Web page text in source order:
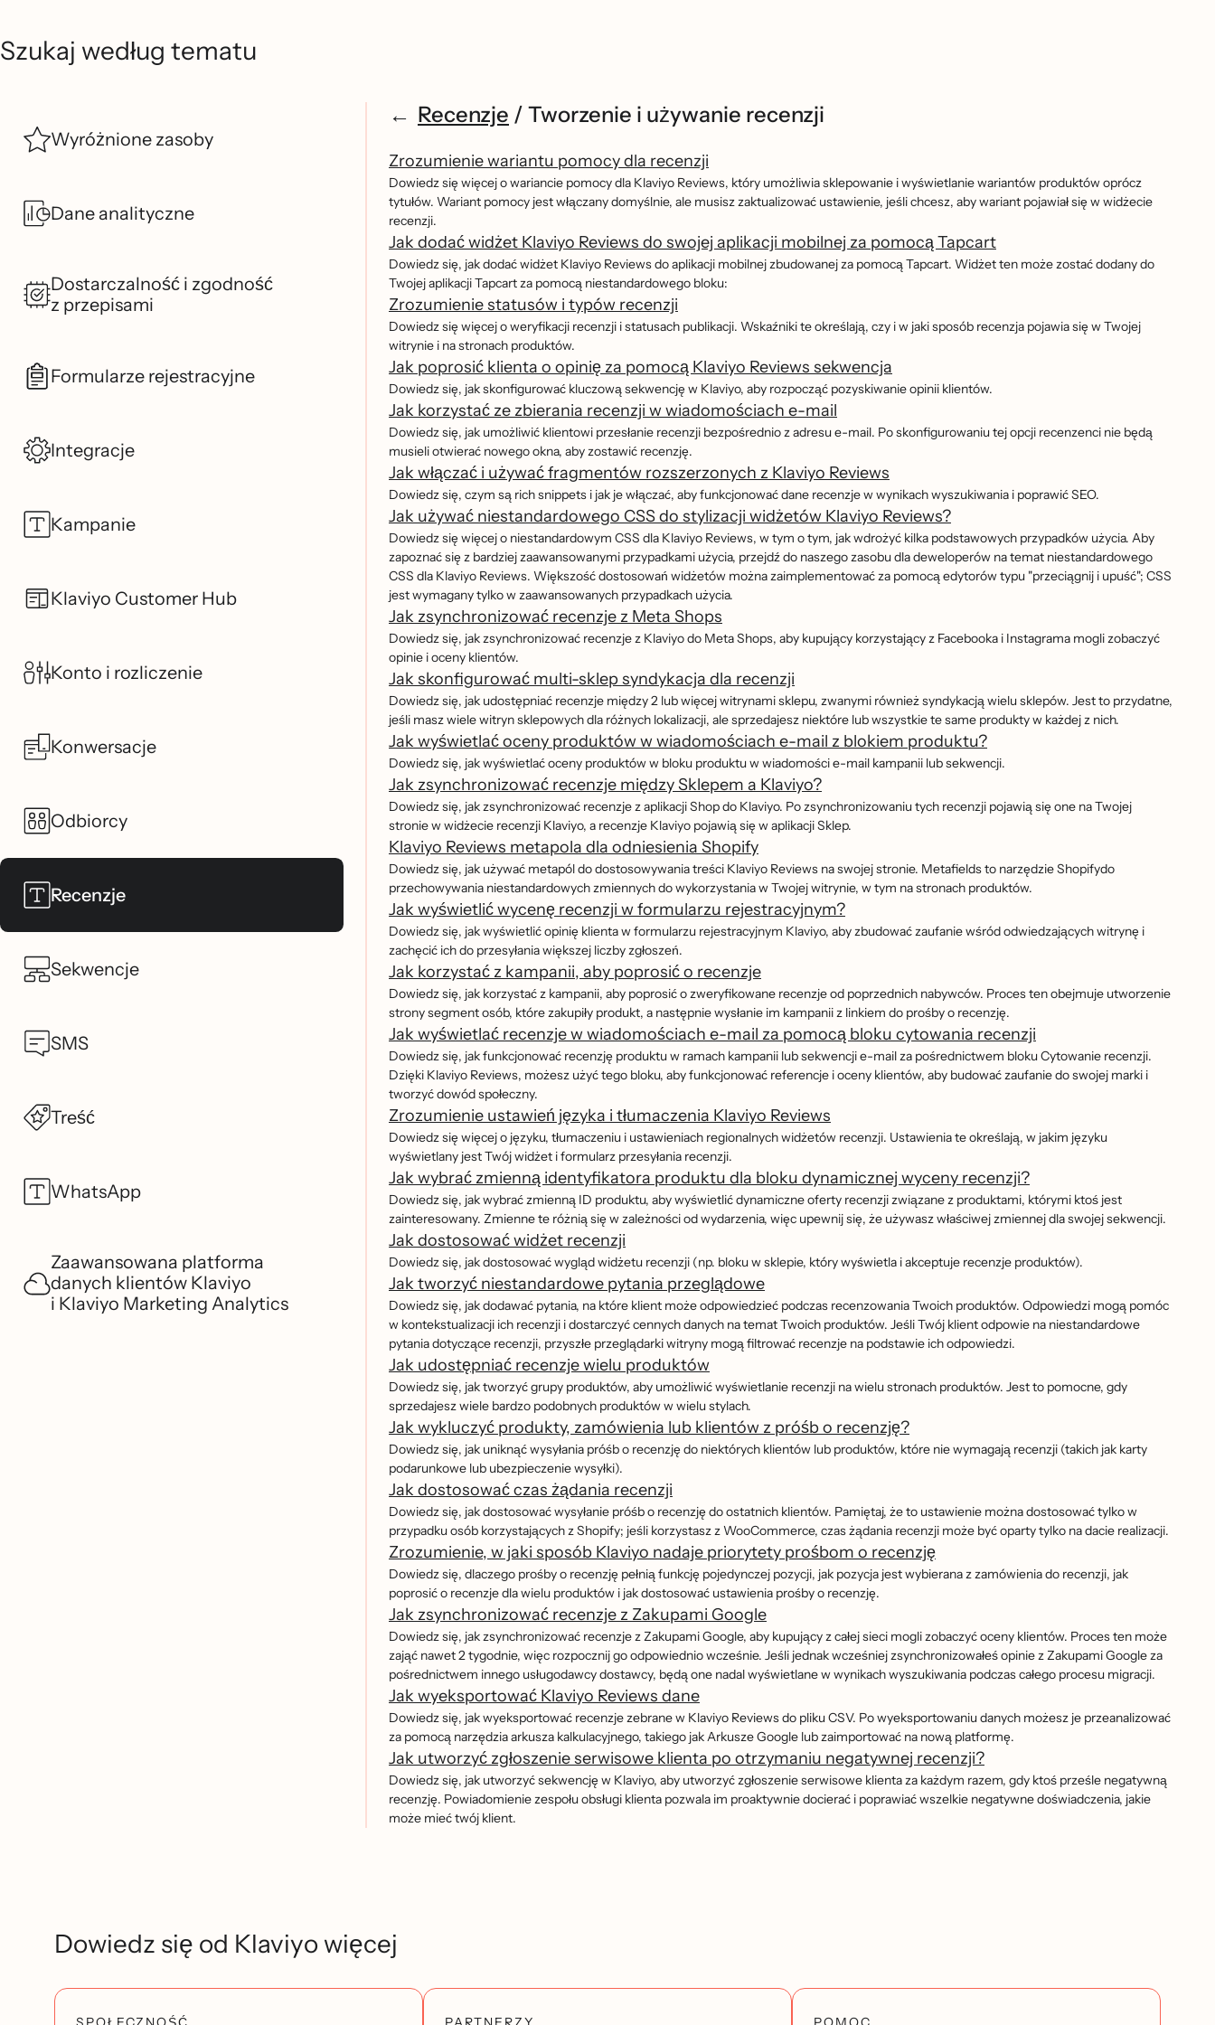
Szukaj według tematu
Wyróżnione zasoby
Dane analityczne
Dostarczalność i zgodność
z przepisami
Formularze rejestracyjne
Integracje
Kampanie
Klaviyo Customer Hub
Konto i rozliczenie
Konwersacje
Odbiorcy
Recenzje
Sekwencje
SMS
Treść
WhatsApp
Zaawansowana platforma
danych klientów Klaviyo
i Klaviyo Marketing Analytics
Recenzje / Tworzenie i używanie recenzji
Zrozumienie wariantu pomocy dla recenzji
Dowiedz się więcej o wariancie pomocy dla Klaviyo Reviews, który umożliwia sklepowanie i wyświetlanie wariantów produktów oprócz
tytułów. Wariant pomocy jest włączany domyślnie, ale musisz zaktualizować ustawienie, jeśli chcesz, aby wariant pojawiał się w widżecie
recenzji.
Jak dodać widżet Klaviyo Reviews do swojej aplikacji mobilnej za pomocą Tapcart
Dowiedz się, jak dodać widżet Klaviyo Reviews do aplikacji mobilnej zbudowanej za pomocą Tapcart. Widżet ten może zostać dodany do
Twojej aplikacji Tapcart za pomocą niestandardowego bloku:
Zrozumienie statusów i typów recenzji
Dowiedz się więcej o weryfikacji recenzji i statusach publikacji. Wskaźniki te określają, czy i w jaki sposób recenzja pojawia się w Twojej
witrynie i na stronach produktów.
Jak poprosić klienta o opinię za pomocą Klaviyo Reviews sekwencja
Dowiedz się, jak skonfigurować kluczową sekwencję w Klaviyo, aby rozpocząć pozyskiwanie opinii klientów.
Jak korzystać ze zbierania recenzji w wiadomościach e-mail
Dowiedz się, jak umożliwić klientowi przesłanie recenzji bezpośrednio z adresu e-mail. Po skonfigurowaniu tej opcji recenzenci nie będą
musieli otwierać nowego okna, aby zostawić recenzję.
Jak włączać i używać fragmentów rozszerzonych z Klaviyo Reviews
Dowiedz się, czym są rich snippets i jak je włączać, aby funkcjonować dane recenzje w wynikach wyszukiwania i poprawić SEO.
Jak używać niestandardowego CSS do stylizacji widżetów Klaviyo Reviews?
Dowiedz się więcej o niestandardowym CSS dla Klaviyo Reviews, w tym o tym, jak wdrożyć kilka podstawowych przypadków użycia. Aby
zapoznać się z bardziej zaawansowanymi przypadkami użycia, przejdź do naszego zasobu dla deweloperów na temat niestandardowego
CSS dla Klaviyo Reviews. Większość dostosowań widżetów można zaimplementować za pomocą edytorów typu "przeciągnij i upuść"; CSS
jest wymagany tylko w zaawansowanych przypadkach użycia.
Jak zsynchronizować recenzje z Meta Shops
Dowiedz się, jak zsynchronizować recenzje z Klaviyo do Meta Shops, aby kupujący korzystający z Facebooka i Instagrama mogli zobaczyć
opinie i oceny klientów.
Jak skonfigurować multi-sklep syndykacja dla recenzji
Dowiedz się, jak udostępniać recenzje między 2 lub więcej witrynami sklepu, zwanymi również syndykacją wielu sklepów. Jest to przydatne,
jeśli masz wiele witryn sklepowych dla różnych lokalizacji, ale sprzedajesz niektóre lub wszystkie te same produkty w każdej z nich.
Jak wyświetlać oceny produktów w wiadomościach e-mail z blokiem produktu?
Dowiedz się, jak wyświetlać oceny produktów w bloku produktu w wiadomości e-mail kampanii lub sekwencji.
Jak zsynchronizować recenzje między Sklepem a Klaviyo?
Dowiedz się, jak zsynchronizować recenzje z aplikacji Shop do Klaviyo. Po zsynchronizowaniu tych recenzji pojawią się one na Twojej
stronie w widżecie recenzji Klaviyo, a recenzje Klaviyo pojawią się w aplikacji Sklep.
Klaviyo Reviews metapola dla odniesienia Shopify
Dowiedz się, jak używać metapól do dostosowywania treści Klaviyo Reviews na swojej stronie. Metafields to narzędzie Shopifydo
przechowywania niestandardowych zmiennych do wykorzystania w Twojej witrynie, w tym na stronach produktów.
Jak wyświetlić wycenę recenzji w formularzu rejestracyjnym?
Dowiedz się, jak wyświetlić opinię klienta w formularzu rejestracyjnym Klaviyo, aby zbudować zaufanie wśród odwiedzających witrynę i
zachęcić ich do przesyłania większej liczby zgłoszeń.
Jak korzystać z kampanii, aby poprosić o recenzje
Dowiedz się, jak korzystać z kampanii, aby poprosić o zweryfikowane recenzje od poprzednich nabywców. Proces ten obejmuje utworzenie
strony segment osób, które zakupiły produkt, a następnie wysłanie im kampanii z linkiem do prośby o recenzję.
Jak wyświetlać recenzje w wiadomościach e-mail za pomocą bloku cytowania recenzji
Dowiedz się, jak funkcjonować recenzję produktu w ramach kampanii lub sekwencji e-mail za pośrednictwem bloku Cytowanie recenzji.
Dzięki Klaviyo Reviews, możesz użyć tego bloku, aby funkcjonować referencje i oceny klientów, aby budować zaufanie do swojej marki i
tworzyć dowód społeczny.
Zrozumienie ustawień języka i tłumaczenia Klaviyo Reviews
Dowiedz się więcej o języku, tłumaczeniu i ustawieniach regionalnych widżetów recenzji. Ustawienia te określają, w jakim języku
wyświetlany jest Twój widżet i formularz przesyłania recenzji.
Jak wybrać zmienną identyfikatora produktu dla bloku dynamicznej wyceny recenzji?
Dowiedz się, jak wybrać zmienną ID produktu, aby wyświetlić dynamiczne oferty recenzji związane z produktami, którymi ktoś jest
zainteresowany. Zmienne te różnią się w zależności od wydarzenia, więc upewnij się, że używasz właściwej zmiennej dla swojej sekwencji.
Jak dostosować widżet recenzji
Dowiedz się, jak dostosować wygląd widżetu recenzji (np. bloku w sklepie, który wyświetla i akceptuje recenzje produktów).
Jak tworzyć niestandardowe pytania przeglądowe
Dowiedz się, jak dodawać pytania, na które klient może odpowiedzieć podczas recenzowania Twoich produktów. Odpowiedzi mogą pomóc
w kontekstualizacji ich recenzji i dostarczyć cennych danych na temat Twoich produktów. Jeśli Twój klient odpowie na niestandardowe
pytania dotyczące recenzji, przyszłe przeglądarki witryny mogą filtrować recenzje na podstawie ich odpowiedzi.
Jak udostępniać recenzje wielu produktów
Dowiedz się, jak tworzyć grupy produktów, aby umożliwić wyświetlanie recenzji na wielu stronach produktów. Jest to pomocne, gdy
sprzedajesz wiele bardzo podobnych produktów w wielu stylach.
Jak wykluczyć produkty, zamówienia lub klientów z próśb o recenzję?
Dowiedz się, jak uniknąć wysyłania próśb o recenzję do niektórych klientów lub produktów, które nie wymagają recenzji (takich jak karty
podarunkowe lub ubezpieczenie wysyłki).
Jak dostosować czas żądania recenzji
Dowiedz się, jak dostosować wysyłanie próśb o recenzję do ostatnich klientów. Pamiętaj, że to ustawienie można dostosować tylko w
przypadku osób korzystających z Shopify; jeśli korzystasz z WooCommerce, czas żądania recenzji może być oparty tylko na dacie realizacji.
Zrozumienie, w jaki sposób Klaviyo nadaje priorytety prośbom o recenzję
Dowiedz się, dlaczego prośby o recenzję pełnią funkcję pojedynczej pozycji, jak pozycja jest wybierana z zamówienia do recenzji, jak
poprosić o recenzje dla wielu produktów i jak dostosować ustawienia prośby o recenzję.
Jak zsynchronizować recenzje z Zakupami Google
Dowiedz się, jak zsynchronizować recenzje z Zakupami Google, aby kupujący z całej sieci mogli zobaczyć oceny klientów. Proces ten może
zająć nawet 2 tygodnie, więc rozpocznij go odpowiednio wcześnie. Jeśli jednak wcześniej zsynchronizowałeś opinie z Zakupami Google za
pośrednictwem innego usługodawcy dostawcy, będą one nadal wyświetlane w wynikach wyszukiwania podczas całego procesu migracji.
Jak wyeksportować Klaviyo Reviews dane
Dowiedz się, jak wyeksportować recenzje zebrane w Klaviyo Reviews do pliku CSV. Po wyeksportowaniu danych możesz je przeanalizować
za pomocą narzędzia arkusza kalkulacyjnego, takiego jak Arkusze Google lub zaimportować na nową platformę.
Jak utworzyć zgłoszenie serwisowe klienta po otrzymaniu negatywnej recenzji?
Dowiedz się, jak utworzyć sekwencję w Klaviyo, aby utworzyć zgłoszenie serwisowe klienta za każdym razem, gdy ktoś prześle negatywną
recenzję. Powiadomienie zespołu obsługi klienta pozwala im proaktywnie docierać i poprawiać wszelkie negatywne doświadczenia, jakie
może mieć twój klient.
Dowiedz się od Klaviyo więcej